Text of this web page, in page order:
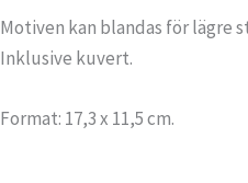
Motiven kan blandas för lägre
Inklusive kuvert.
Format: 17,3 x 11,5 cm.